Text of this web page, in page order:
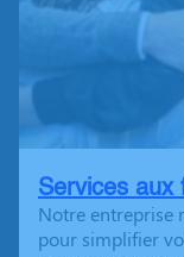
Services aux
Notre entreprise
pour simplifier